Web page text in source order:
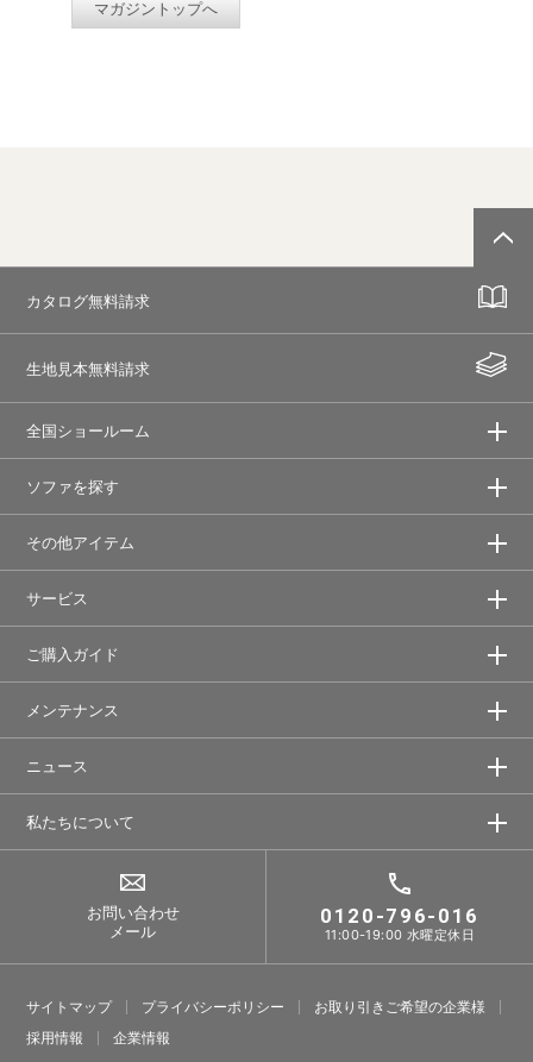
マガジントップへ
カタログ無料請求
生地見本無料請求
全国ショールーム
ソファを探す
その他アイテム
サービス
ご購入ガイド
メンテナンス
ニュース
私たちについて
お問い合わせ
メール
0120-796-016
11:00-19:00 水曜定休日
サイトマップ プライバシーポリシー
お取り引きご希望の企業様
採⽤情報
企業情報